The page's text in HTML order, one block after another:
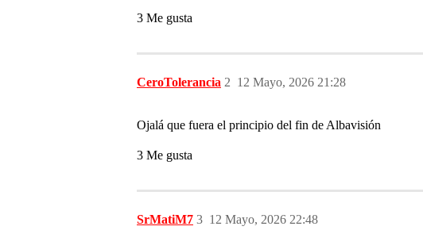
3 Me gusta
CeroTolerancia 12 Mayo, 2026 21:28
2
Ojalá que fuera el principio del fin de Albavisión
3 Me gusta
SrMatiM7 12 Mayo, 2026 22:48
3